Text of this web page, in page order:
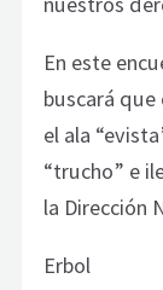
En este
buscará que
el ala
“trucho” e
la Dirección
Erbol